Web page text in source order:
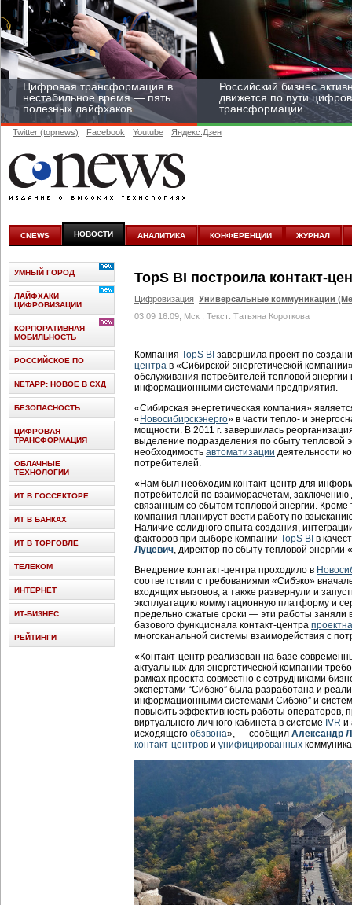
Цифровая трансформация в
нестабильное время — пять
полезных лайфхаков
Российский бизнес
движется по пути
трансформации
цифровизироваться со
скоростью крупных
корпораций
Twitter (topnews) Facebook Youtube Яндекс.Дзен
CNEWS НОВОСТИ АНАЛИТИКА КОНФЕРЕНЦИИ ЖУРНАЛ
TopS BI построила контакт-
Цифровизация Универсальные коммуникации
03.09 16:09, Мск , Текст: Татьяна Короткова
Компания TopS BI завершила проект по
центра в «Сибирской энергетической
обслуживания потребителей тепловой
информационными системами предприятия.
«Сибирская энергетическая компания»
« Новосибирскэнерго» в части тепло- и
мощности. В 2011 г. завершилась
выделение подразделения по сбыту тепловой
необходимость автоматизации деятельности
потребителей.
«Нам был необходим контакт-центр для
потребителей по взаиморасчетам, заключению
связанным со сбытом тепловой энергии. Кроме
компания планирует вести работу по
Наличие солидного опыта создания,
факторов при выборе компании TopS BI в
Луцевич, директор по сбыту тепловой энергии
Внедрение контакт-центра проходило в
соответствии с требованиями «Сибэко»
входящих вызовов, а также развернули и
эксплуатацию коммутационную платформу и
предельно сжатые сроки — эти работы заняли
базового функционала контакт-центра
многоканальной системы взаимодействия с
«Контакт-центр реализован на базе
актуальных для энергетической компании
рамках проекта совместно с сотрудниками
экспертами “Сибэко” была разработана и
информационными системами Сибэко” и
повысить эффективность работы операторов,
виртуального личного кабинета в системе IVR и
исходящего обзвона», — сообщил Александр
контакт-центров и унифицированных
УМНЫЙ ГОРОД
ЛАЙФХАКИ
ЦИФРОВИЗАЦИИ
КОРПОРАТИВНАЯ
МОБИЛЬНОСТЬ
РОССИЙСКОЕ ПО
NETAPP: НОВОЕ В СХД
БЕЗОПАСНОСТЬ
ЦИФРОВАЯ
ТРАНСФОРМАЦИЯ
ОБЛАЧНЫЕ
ТЕХНОЛОГИИ
ИТ В ГОССЕКТОРЕ
ИТ В БАНКАХ
ИТ В ТОРГОВЛЕ
ТЕЛЕКОМ
ИНТЕРНЕТ
ИТ-БИЗНЕС
РЕЙТИНГИ